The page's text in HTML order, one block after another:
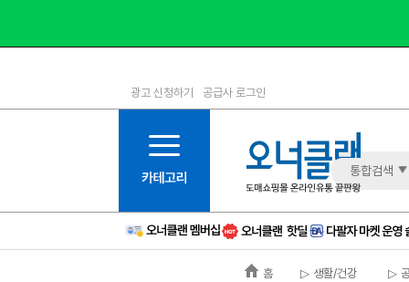
1등급
6등급
11등급
12등급
15등급
16등급
광고 신청하기 공급사 로그인
통합검색
홈 ▷ 생활/건강 ▷